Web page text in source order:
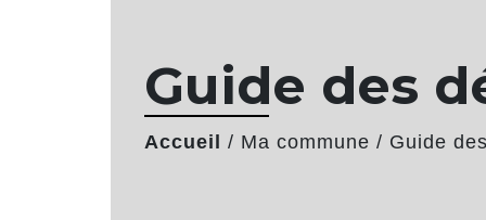
Guide des
Accueil / Ma commune / Guide